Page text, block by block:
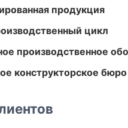
продукция
цикл
производственное
конструкторское бюро